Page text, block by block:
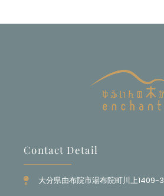
Contact Detail
大分県由布院市湯布院町川上1409-3